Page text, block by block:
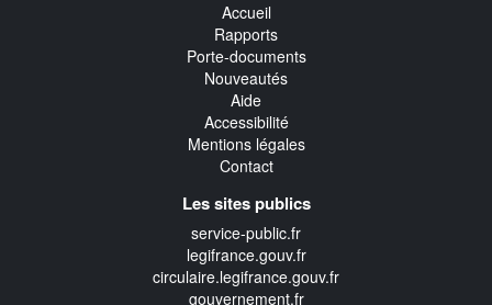
Accueil
Rapports
Porte-documents
Nouveautés
Aide
Accessibilité
Mentions légales
Contact
Les sites publics
service-public.fr
legifrance.gouv.fr
circulaire.legifrance.gouv.fr
gouvernement.fr